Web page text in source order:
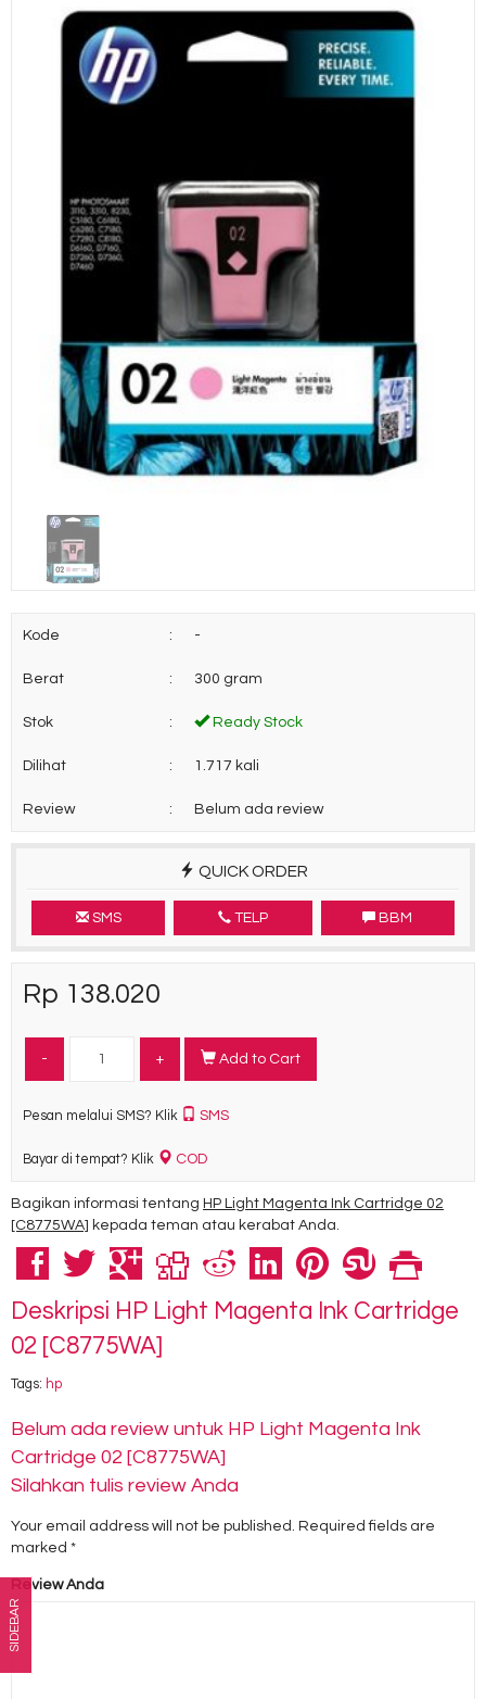
Kode : -
Berat : 300 gram
Stok : Ready Stock
Dilihat : 1.717 kali
Review : Belum ada review
QUICK ORDER
SMS TELP BBM
Rp 138.020
- + Add to Cart
Pesan melalui SMS? Klik SMS
Bayar di tempat? Klik COD
Bagikan informasi tentang HP Light Magenta Ink Cartridge 02
[C8775WA] kepada teman atau kerabat Anda.
Deskripsi HP Light Magenta Ink Cartridge
02 [C8775WA]
Tags: hp
Belum ada review untuk HP Light Magenta Ink
Cartridge 02 [C8775WA]
Silahkan tulis review Anda
Your email address will not be published. Required fields are
marked *
Review Anda
SIDEBAR